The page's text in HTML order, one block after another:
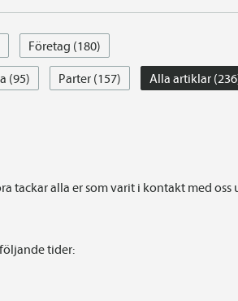
Företag (180)
(95)
Parter (157) Alla artiklar
tackar alla er som varit i kontakt med oss
tider: